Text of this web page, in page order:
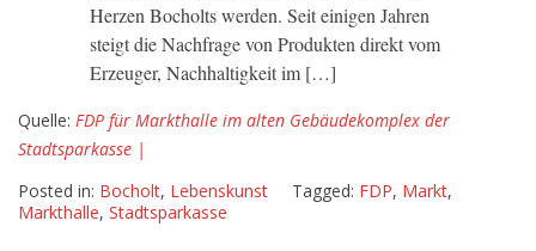
Herzen Bocholts werden. Seit einigen Jahren
steigt die Nachfrage von Produkten direkt vom
Erzeuger, Nachhaltigkeit im […]
Quelle: FDP für Markthalle im alten Gebäudekomplex der
Stadtsparkasse |
Posted in: Bocholt, Lebenskunst Tagged: FDP, Markt,
Markthalle, Stadtsparkasse